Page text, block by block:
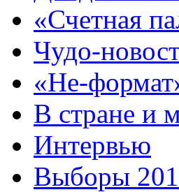
«Счетная
Чудо-
«Не-
В стране и
Интервью
Выборы